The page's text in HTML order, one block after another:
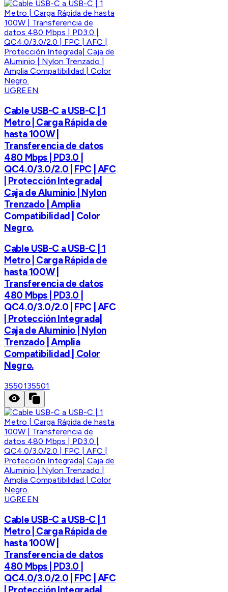
UGREEN
Cable USB-C a USB-C | 1
Metro | Carga Rápida de
hasta 100W |
Transferencia de datos
480 Mbps | PD3.0 |
QC4.0/3.0/2.0 | FPC | AFC
| Protección Integrada|
Caja de Aluminio | Nylon
Trenzado | Amplia
Compatibilidad | Color
Negro.
Cable USB-C a USB-C | 1
Metro | Carga Rápida de
hasta 100W |
Transferencia de datos
480 Mbps | PD3.0 |
QC4.0/3.0/2.0 | FPC | AFC
| Protección Integrada|
Caja de Aluminio | Nylon
Trenzado | Amplia
Compatibilidad | Color
Negro.
3550135501
UGREEN
Cable USB-C a USB-C | 1
Metro | Carga Rápida de
hasta 100W |
Transferencia de datos
480 Mbps | PD3.0 |
QC4.0/3.0/2.0 | FPC | AFC
| Protección Integrada|